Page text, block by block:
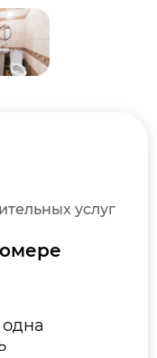
услуг